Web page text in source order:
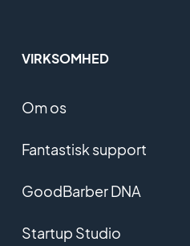
VIRKSOMHED
Om os
Fantastisk support
GoodBarber DNA
Startup Studio